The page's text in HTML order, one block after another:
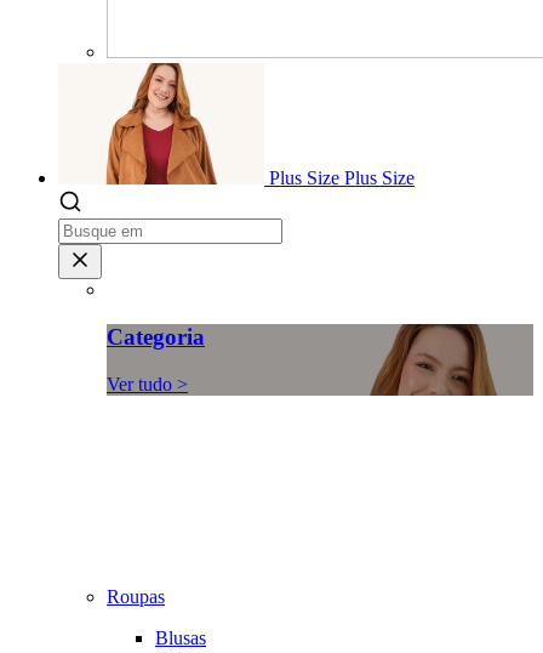
Plus Size Plus Size
Categoria
Ver tudo >
Roupas
Blusas